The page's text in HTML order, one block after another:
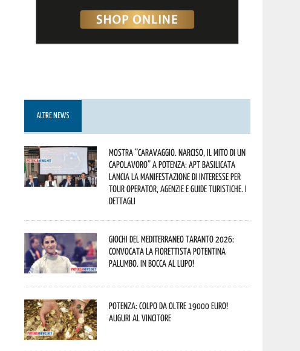
ALTRE NEWS
Mostra “Caravaggio. Narciso, il mito di un
capolavoro” a Potenza: APT Basilicata
lancia la manifestazione di interesse per
Tour Operator, Agenzie e Guide Turistiche. I
dettagli
Giochi del Mediterraneo Taranto 2026:
convocata la fiorettista potentina
Palumbo. In bocca al lupo!
Potenza: colpo da oltre 19000 Euro!
Auguri al vincitore